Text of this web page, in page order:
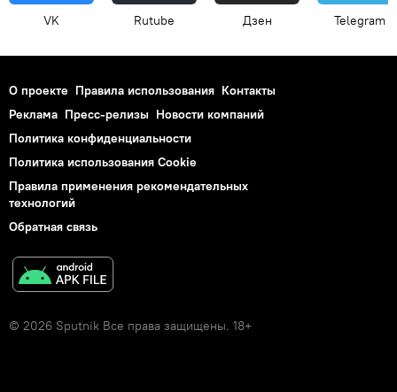
VK Rutube Дзен Telegram
О проекте Правила использования Контакты
Реклама Пресс-релизы Новости компаний
Политика конфиденциальности
Политика использования Cookie
Правила применения рекомендательных
технологий
Обратная связь
© 2026 Sputnik Все права защищены. 18+